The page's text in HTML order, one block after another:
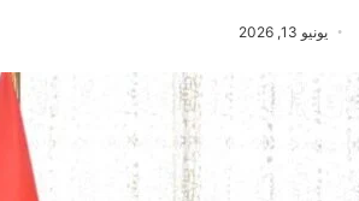
يونيو 13, 2026